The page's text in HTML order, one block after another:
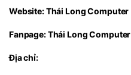
Website:Thái Long Computer
Fanpage:Thái Long Computer
Địa chỉ: